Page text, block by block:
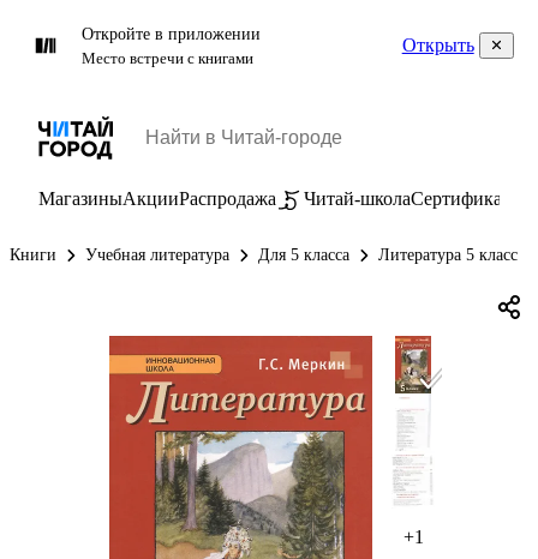
Откройте в приложении
Место встречи с книгами
Открыть
МагазиныАкцииРаспродажа Читай-школаСертификаты
Книги Учебная литература Для 5 класса Литература 5 класс
+1